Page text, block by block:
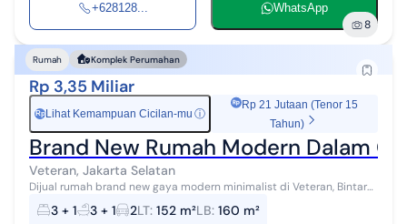
+628128... WhatsApp
8
Rumah Komplek Perumahan
Rp 3,35 Miliar
RpLihat Kemampuan Cicilan-mu ⓘ
Rp 21 Jutaan (Tenor 15
Tahun)
Brand New Rumah Modern Dalam
Veteran, Jakarta Selatan
Dijual rumah brand new gaya modern minimalist di Veteran, Bintaro,
Jakarta Selatan. Dalam cluster, one-gate system, 24-hour security.
LT. 152 m2/ ...
3 + 1 3 + 1 2LT: 152 m²LB: 160 m²